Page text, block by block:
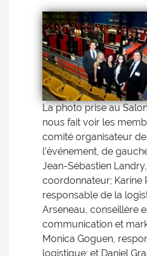
La photo prise au
nous fait voir les
comité organisateur de
l’événement, de
Jean-Sébastien Landry,
coordonnateur; Karine
responsable de la
Arseneau, conseillère
communication et
Monica Goguen,
logistique; et Daniel